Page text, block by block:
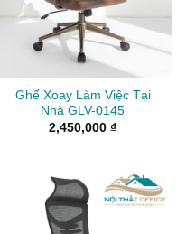
Ghế Xoay Làm Việc Tại
Nhà GLV-0145
2,450,000 ₫